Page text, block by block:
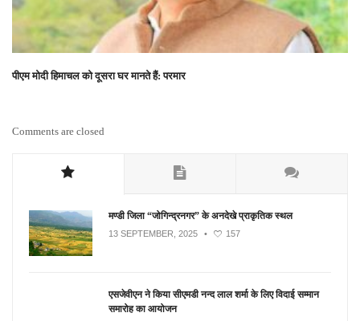
पीएम मोदी हिमाचल को दूसरा घर मानते हैं: परमार
Comments are closed
मण्डी जिला “जोगिन्द्रनगर” के अनदेखे प्राकृतिक स्थल
13 SEPTEMBER, 2025 • 157
एसजेवीएन ने किया सीएमडी नन्‍द लाल शर्मा के लिए विदाई सम्मान
समारोह का आयोजन